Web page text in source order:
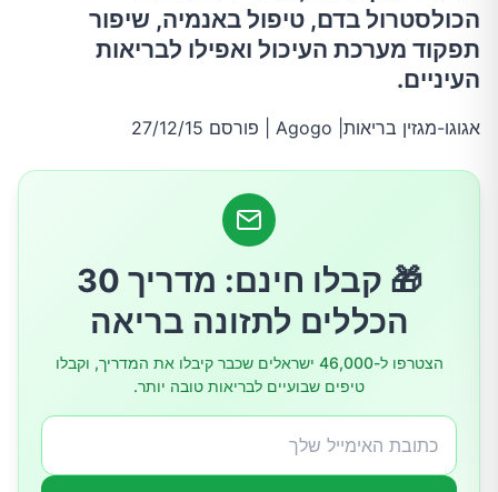
הכולסטרול בדם, טיפול באנמיה, שיפור
תפקוד מערכת העיכול ואפילו לבריאות
העיניים.
אגוגו-מגזין בריאות| Agogo | פורסם 27/12/15
🎁 קבלו חינם: מדריך 30
הכללים לתזונה בריאה
הצטרפו ל-46,000 ישראלים שכבר קיבלו את המדריך, וקבלו
טיפים שבועיים לבריאות טובה יותר.